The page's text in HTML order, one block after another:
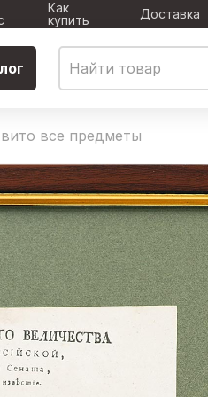
Как
купить
Доставка
все предметы